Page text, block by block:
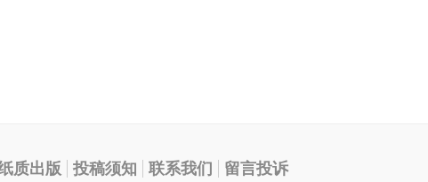
质出版 投稿须知 联系我们 留言投诉